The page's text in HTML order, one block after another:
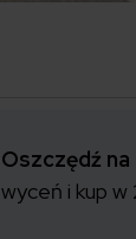
Oszczędź na
wyceń i kup w